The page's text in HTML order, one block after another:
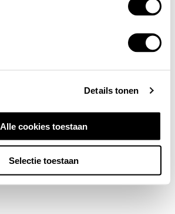
Details tonen
Alle cookies toestaan
Selectie toestaan